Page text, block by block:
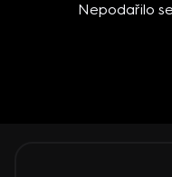
Nepodařilo